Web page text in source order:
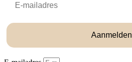
Aanmelden